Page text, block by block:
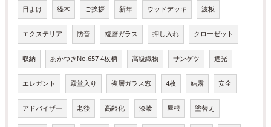
日よけ 経木 ご挨拶 新年 ウッドデッキ 波板
エクステリア 防音 複層ガラス 押し入れ クローゼット
収納 あかつきNo.657 4枚柄 高級織物 サンゲツ 遮光
エレガント 殿堂入り 複層ガラス窓 4枚 結露 安全
アドバイザー 老後 高齢化 漆喰 屋根 塗替え